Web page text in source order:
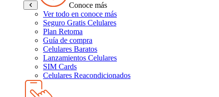
Conoce más
Ver todo en conoce más
Seguro Gratis Celulares
Plan Retoma
Guía de compra
Celulares Baratos
Lanzamientos Celulares
SIM Cards
Celulares Reacondicionados